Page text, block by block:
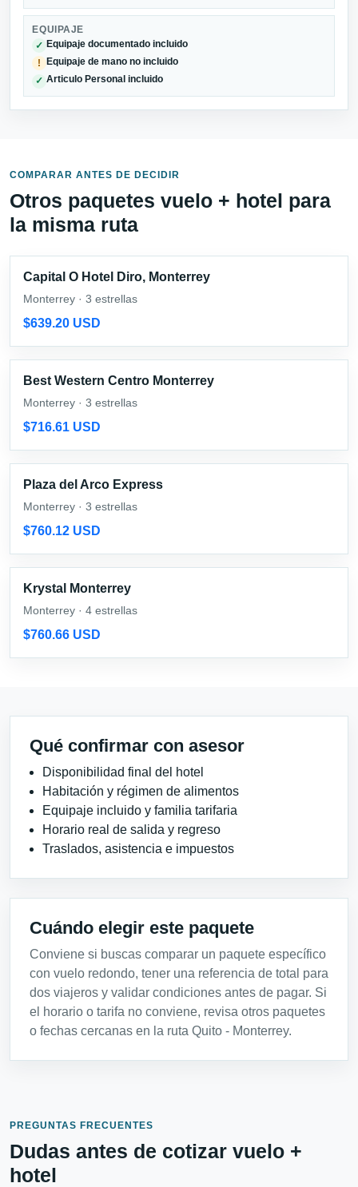
EQUIPAJE
✓ Equipaje documentado incluido
! Equipaje de mano no incluido
✓ Articulo Personal incluido
COMPARAR ANTES DE DECIDIR
Otros paquetes vuelo + hotel para
la misma ruta
Capital O Hotel Diro, Monterrey
Monterrey · 3 estrellas
$639.20 USD
Best Western Centro Monterrey
Monterrey · 3 estrellas
$716.61 USD
Plaza del Arco Express
Monterrey · 3 estrellas
$760.12 USD
Krystal Monterrey
Monterrey · 4 estrellas
$760.66 USD
Qué confirmar con asesor
Disponibilidad final del hotel
Habitación y régimen de alimentos
Equipaje incluido y familia tarifaria
Horario real de salida y regreso
Traslados, asistencia e impuestos
Cuándo elegir este paquete
Conviene si buscas comparar un paquete específico
con vuelo redondo, tener una referencia de total para
dos viajeros y validar condiciones antes de pagar. Si
el horario o tarifa no conviene, revisa otros paquetes
o fechas cercanas en la ruta Quito - Monterrey.
PREGUNTAS FRECUENTES
Dudas antes de cotizar vuelo +
hotel